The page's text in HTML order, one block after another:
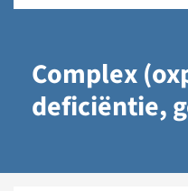
Complex
deficiëntie,